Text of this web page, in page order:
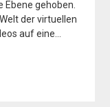
gehoben.
der virtuellen
auf eine…